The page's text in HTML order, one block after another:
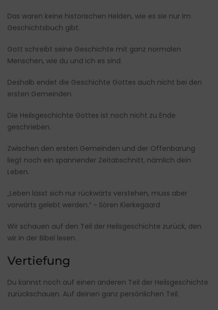
Das waren keine historischen Helden, wie es sie nur im
Geschichtsbuch gibt.
Gott schreibt seine Geschichte mit ganz normalen
Menschen, wie du und ich es sind.
Deshalb endet die Geschichte Gottes auch nicht bei den
ersten Gemeinden.
Die Heilsgeschichte Gottes ist noch nicht zu Ende
geschrieben.
Zwischen den ersten Gemeinden und der Offenbarung
liegt noch ein spannender Zeitabschnitt, nämlich dein
Leben.
„Leben lässt sich nur rückwärts verstehen, muss aber
vorwärts gelebt werden.“ ~ Sören Kierkegaard
Wir schauen auf den Teil der Heilsgeschichte zurück, den
wir in der Bibel lesen.
Vertiefung
Du kannst noch auf einen anderen Teil der Heilsgeschichte
zurückschauen. Auf deinen ganz persönlichen Teil.